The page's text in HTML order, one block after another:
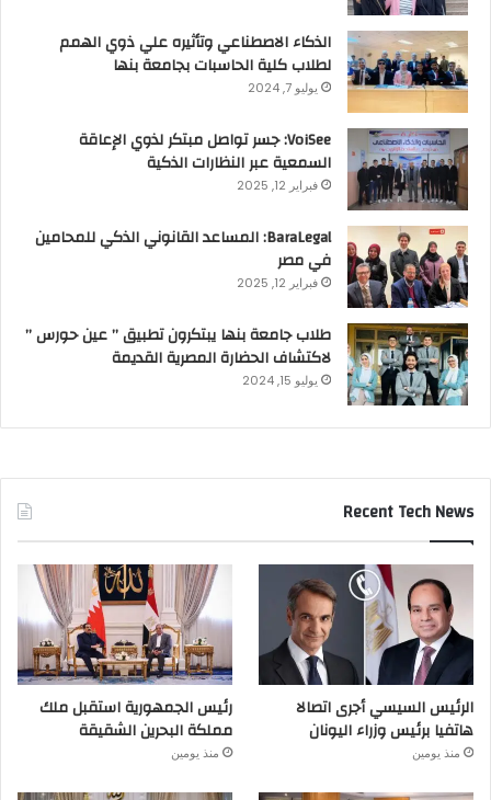
الذكاء الاصطناعي وتأثيره علي ذوي الهمم
لطلاب كلية الحاسبات بجامعة بنها
يوليو 7, 2024
VoiSee: جسر تواصل مبتكر لذوي الإعاقة
السمعية عبر النظارات الذكية
فبراير 12, 2025
BaraLegal: المساعد القانوني الذكي للمحامين
في مصر
فبراير 12, 2025
طلاب جامعة بنها يبتكرون تطبيق ” عين حورس ”
لاكتشاف الحضارة المصرية القديمة
يوليو 15, 2024
Recent Tech News
الرئيس السيسي أجرى اتصالا
هاتفيا برئيس وزراء اليونان
منذ يومين
رئيس الجمهورية استقبل ملك
مملكة البحرين الشقيقة
منذ يومين